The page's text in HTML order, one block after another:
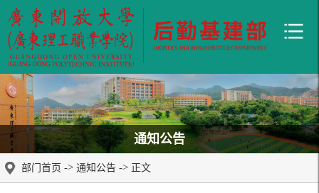
通知公告
部门首页 -> 通知公告 -> 正文